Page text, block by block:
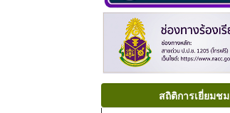
สถิติการเยี่ยมชม